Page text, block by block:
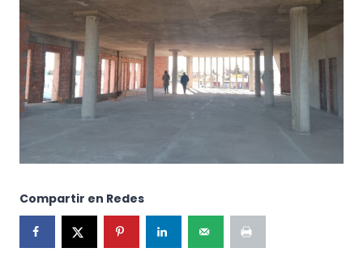
Compartir en Redes